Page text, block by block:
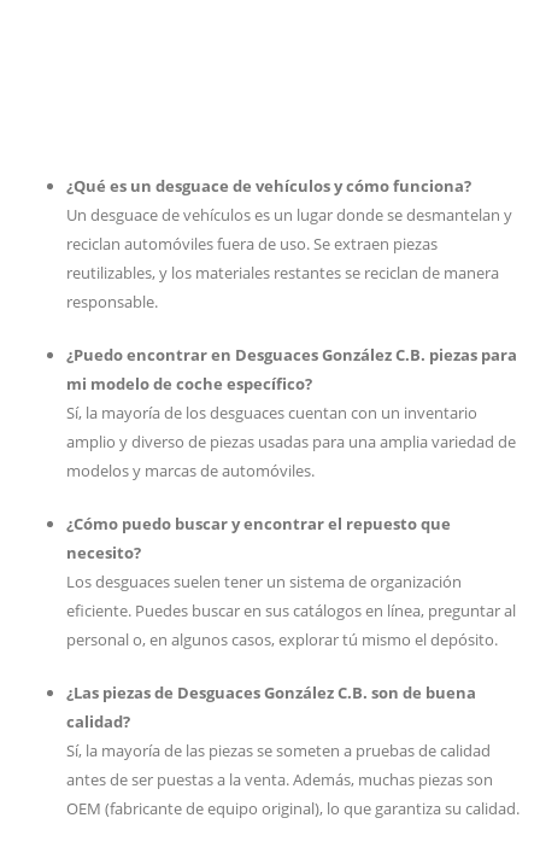
¿Qué es un desguace de vehículos y cómo funciona?
Un desguace de vehículos es un lugar donde se desmantelan y
reciclan automóviles fuera de uso. Se extraen piezas
reutilizables, y los materiales restantes se reciclan de manera
responsable.
¿Puedo encontrar en Desguaces González C.B. piezas para
mi modelo de coche específico?
Sí, la mayoría de los desguaces cuentan con un inventario
amplio y diverso de piezas usadas para una amplia variedad de
modelos y marcas de automóviles.
¿Cómo puedo buscar y encontrar el repuesto que
necesito?
Los desguaces suelen tener un sistema de organización
eficiente. Puedes buscar en sus catálogos en línea, preguntar al
personal o, en algunos casos, explorar tú mismo el depósito.
¿Las piezas de Desguaces González C.B. son de buena
calidad?
Sí, la mayoría de las piezas se someten a pruebas de calidad
antes de ser puestas a la venta. Además, muchas piezas son
OEM (fabricante de equipo original), lo que garantiza su calidad.